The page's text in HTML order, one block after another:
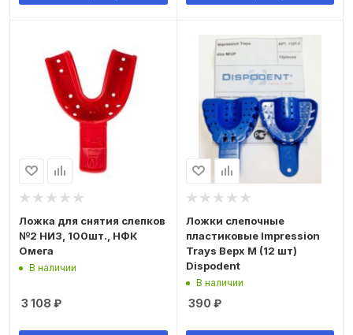
Ложка для снятия слепков
№2 НИЗ, 100шт., НФК
Омега
В наличии
3 108 ₽
Ложки слепочные
пластиковые Impression
Trays Верх M (12 шт)
Dispodent
В наличии
390 ₽